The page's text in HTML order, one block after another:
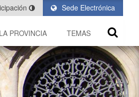
Sede Electrónica
LA PROVINCIA TEMAS